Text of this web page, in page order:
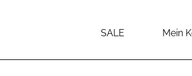
SALE Mein